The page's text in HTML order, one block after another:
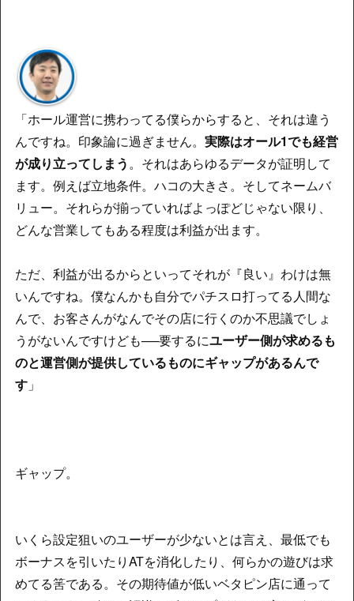
「ホール運営に携わってる僕らからすると、それは違う
んですね。印象論に過ぎません。 実際はオール1でも経営
が成り立ってしまう。それはあらゆるデータが証明して
ます。例えば立地条件。ハコの大きさ。そしてネームバ
リュー。それらが揃っていればよっぽどじゃない限り、
どんな営業してもある程度は利益が出ます。
ただ、利益が出るからといってそれが『良い』わけは無
いんですね。僕なんかも自分でパチスロ打ってる人間な
んで、お客さんがなんでその店に行くのか不思議でしょ
うがないんですけども──要するにユーザー側が求めるも
のと運営側が提供しているものにギャップがあるんで
す」
ギャップ。
いくら設定狙いのユーザーが少ないとは言え、最低でも
ボーナスを引いたりATを消化したり、何らかの遊びは求
めてる筈である。その期待値が低いベタピン店に通って